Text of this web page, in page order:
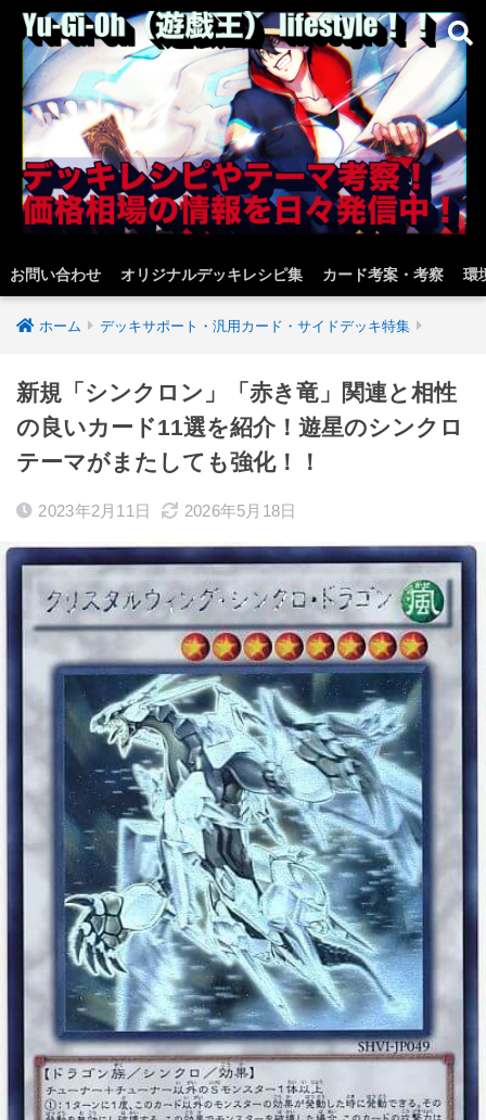
お問い合わせ オリジナルデッキレシピ集 カード考案・考察 環
ホーム デッキサポート・汎用カード・サイドデッキ特集
新規「シンクロン」「赤き竜」関連と相性
の良いカード11選を紹介！遊星のシンクロ
テーマがまたしても強化！！
2023年2月11日 2026年5月18日